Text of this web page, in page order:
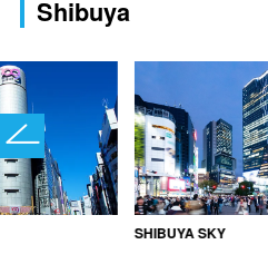
Shibuya
SHIBUYA SKY